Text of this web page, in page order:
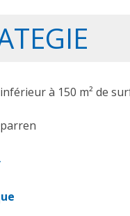
à 150 m² de